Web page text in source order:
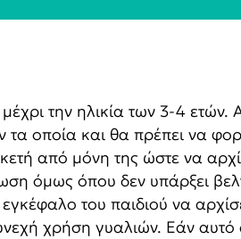
την ηλικία των 3-4
οποία και θα πρέπει να
από μόνη της ώστε να
όμως όπου δεν υπάρξει
του παιδιού να
χρήση γυαλιών. Εάν αυτό